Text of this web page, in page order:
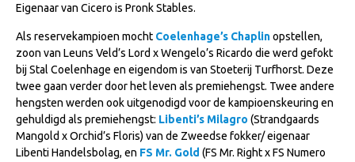
Tarievenlijst
Veel gestelde vragen
Webshop
Evenementen
NRPS Select Sale
NRPS Keuringen
Eigenaar van Cicero is Pronk Stables.
Als reservekampioen mocht Coelenhage’s Chaplinopstellen,
zoon van Leuns Veld’s Lord x Wengelo’s Ricardo die werd gefokt
bij Stal Coelenhage en eigendom is van Stoeterij Turfhorst. Deze
twee gaan verder door het leven als premiehengst. Twee andere
hengsten werden ook uitgenodigd voor de kampioenskeuring en
gehuldigd als premiehengst: Libenti’s Milagro (Strandgaards
Mangold x Orchid’s Floris) van de Zweedse fokker/ eigenaar
Libenti Handelsbolag, en FS Mr. Gold (FS Mr. Right x FS Numero